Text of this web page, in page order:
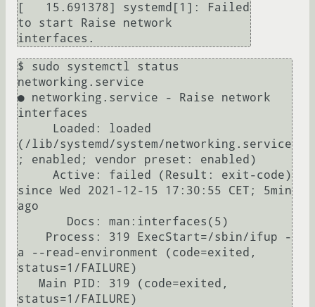
[   15.691378] systemd[1]: Failed
to start Raise network
interfaces.
$ sudo systemctl status
networking.service
● networking.service - Raise network
interfaces
(/lib/systemd/system/networking.service
; enabled; vendor preset: enabled)
since Wed 2021-12-15 17:30:55 CET; 5min
ago
a --read-environment (code=exited,
status=1/FAILURE)
status=1/FAILURE)